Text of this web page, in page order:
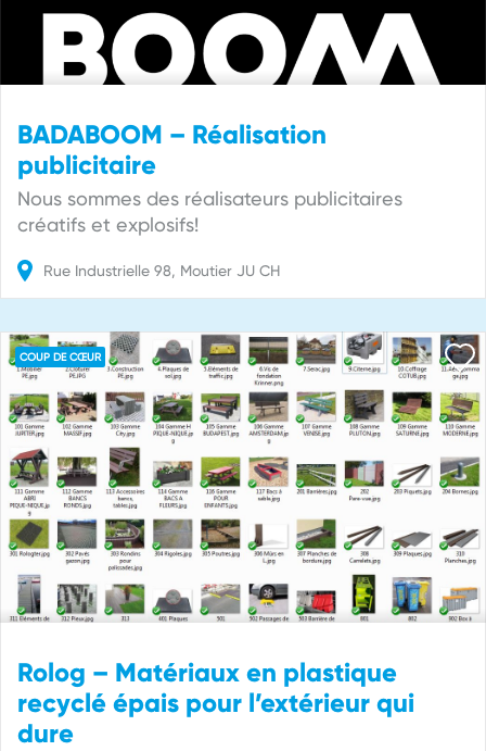
BADABOOM – Réalisation
publicitaire
Nous sommes des réalisateurs publicitaires
créatifs et explosifs!
Rue Industrielle 98 Moutier JU CH
COUP DE CŒUR
Rolog – Matériaux en plastique
recyclé épais pour l’extérieur qui
dure